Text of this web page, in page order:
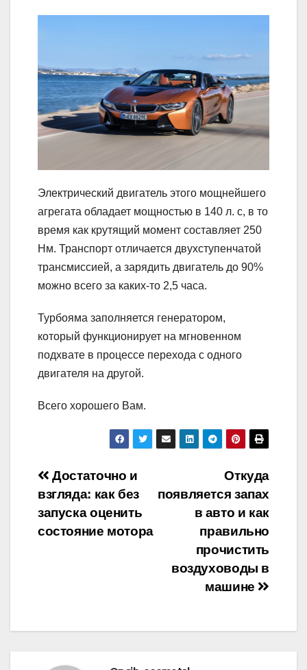
Электрический двигатель этого мощнейшего
агрегата обладает мощностью в 140 л. с, в то
время как крутящий момент составляет 250
Нм. Транспорт отличается двухступенчатой
трансмиссией, а зарядить двигатель до 90%
можно всего за каких-то 2,5 часа.
Турбояма заполняется генератором,
который функционирует на мгновенном
подхвате в процессе перехода с одного
двигателя на другой.
Всего хорошего Вам.
Навигация
по
записям
Откуда
появляется запах
в авто и как
правильно
прочистить
воздуховоды в
машине
Достаточно и
взгляда: как без
запуска оценить
состояние мотора